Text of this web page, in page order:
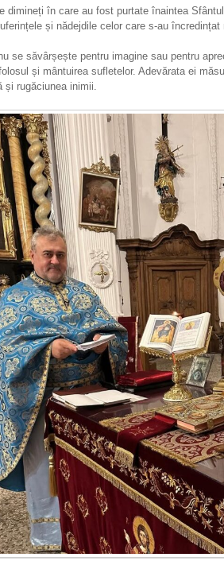
dimineți în care au fost purtate înaintea
și nădejdile celor care s-au
se săvârșește pentru imagine sau pentru
și mântuirea sufletelor. Adevărata ei
și rugăciunea inimii.